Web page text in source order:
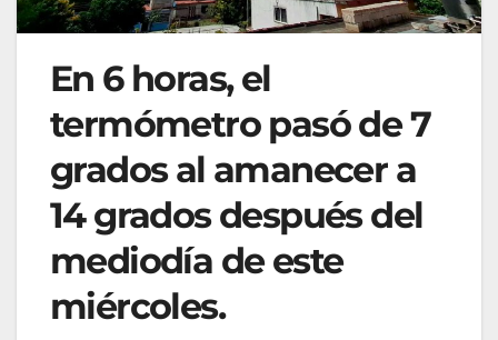
En 6 horas, el
termómetro pasó de 7
grados al amanecer a
14 grados después del
mediodía de este
miércoles.